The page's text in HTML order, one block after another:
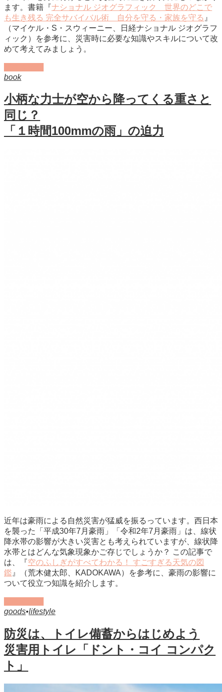
ます。書籍『ナショナル ジオグラフィック 世界のどこで
も生き残る 完全サバイバル術 自分を守る・家族を守る 』
（マイケル・S・スウィーニー、日経ナショナル ジオグラフ
ィック）を参考に、災害時に必要な知識やスキルについて改
めて考えてみましょう。
book
小柄な力士が空から降ってくる重さと
同じ？
「１時間100mmの雨」の迫力
近年は豪雨による自然災害が猛威を振るっています。西日本
を襲った「平成30年7月豪雨」「令和2年7月豪雨」は、線状
降水帯の影響が大きい災害とも考えられていますが、線状降
水帯とはどんな気象現象かご存じでしょうか？ この記事で
は、『空のふしぎがすべてわかる！ すごすぎる天気の図
鑑 』（荒木健太郎、KADOKAWA）を参考に、豪雨の影響に
ついて役立つ知識を紹介します。
goods•lifestyle
防災は、トイレ備蓄からはじめよう
災害用トイレ「ドント・コイ コンパク
ト」